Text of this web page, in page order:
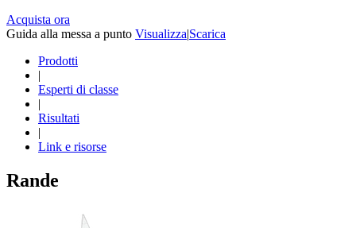
Acquista ora
Guida alla messa a punto Visualizza|Scarica
Prodotti
|
Esperti di classe
|
Risultati
|
Link e risorse
Rande